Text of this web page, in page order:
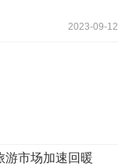
2023-09-12
游市场加速回暖